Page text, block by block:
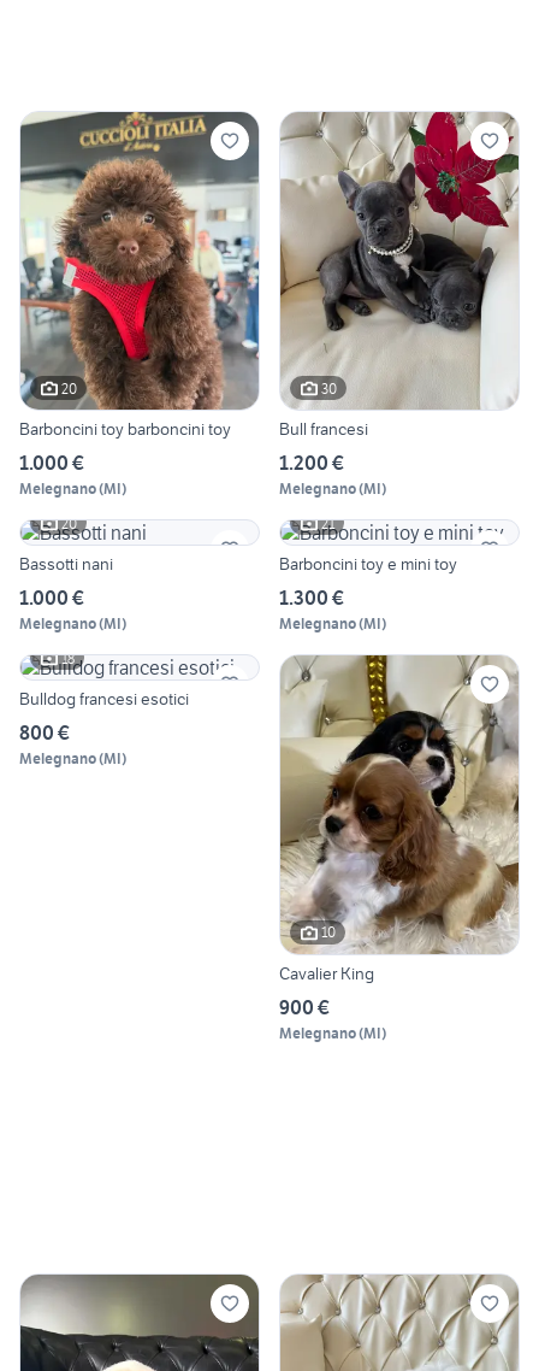
20
Barboncini toy barboncini toy
1.000 €
Melegnano(MI)
30
Bull francesi
1.200 €
Melegnano(MI)
20
Bassotti nani
1.000 €
Melegnano(MI)
21
Barboncini toy e mini toy
1.300 €
Melegnano(MI)
18
Bulldog francesi esotici
800 €
Melegnano(MI)
10
Cavalier King
900 €
Melegnano(MI)